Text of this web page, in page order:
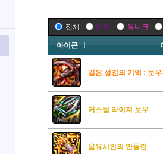
전체 레어 유니크
아이콘
검은 성전의 기억 : 보
커스텀 라이져 보우
음유시인의 만돌린